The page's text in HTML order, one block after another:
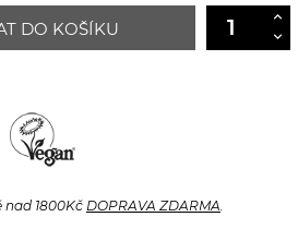
DO KOŠÍKU
1800Kč DOPRAVA ZDARMA.